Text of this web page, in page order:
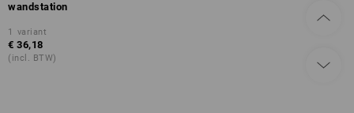
wandstation
1 variant
€ 36,18
(incl. BTW)